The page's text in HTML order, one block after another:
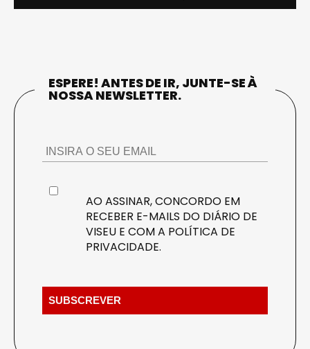
ESPERE! ANTES DE IR, JUNTE-SE À
NOSSA NEWSLETTER.
AO ASSINAR, CONCORDO EM
RECEBER E-MAILS DO DIÁRIO DE
VISEU E COM A POLÍTICA DE
PRIVACIDADE.